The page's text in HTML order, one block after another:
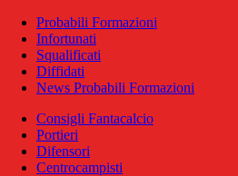
Probabili Formazioni
Infortunati
Squalificati
Diffidati
News Probabili Formazioni
Consigli Fantacalcio
Portieri
Difensori
Centrocampisti